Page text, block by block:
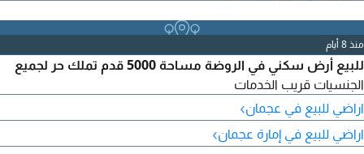
منذ 8 أيام
للبيع أرض سكني في الروضة مساحة 5000 قدم تملك حر لجميع
الجنسيات قريب الخدمات
اراضي للبيع في عجمان›
اراضي للبيع في إمارة عجمان›